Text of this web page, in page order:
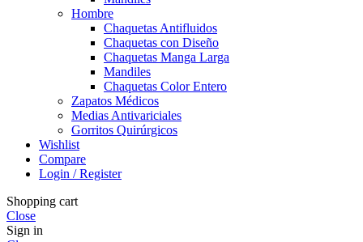
Hombre
Chaquetas Antifluidos
Chaquetas con Diseño
Chaquetas Manga Larga
Mandiles
Chaquetas Color Entero
Zapatos Médicos
Medias Antivariciales
Gorritos Quirúrgicos
Wishlist
Compare
Login / Register
Shopping cart
Close
Sign in